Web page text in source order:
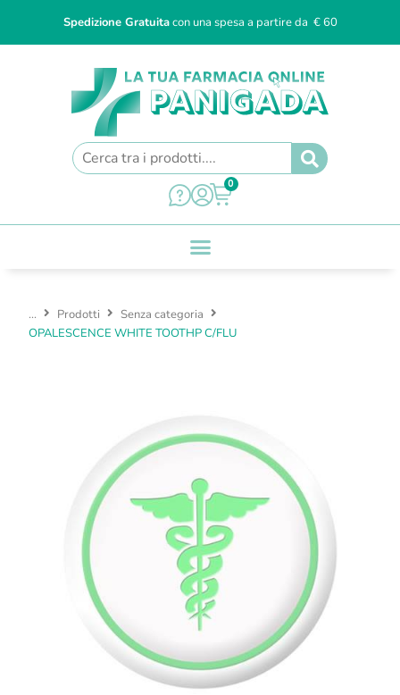
Spedizione Gratuitacon una spesa a partire da € 60
0
... Prodotti
Senza categoria
OPALESCENCE WHITE TOOTHP C/FLU